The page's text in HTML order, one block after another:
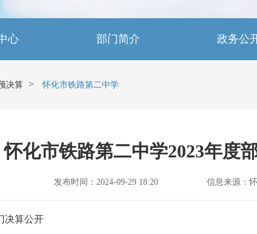
心 部门简介 政务公
决算 > 怀化市铁路第二中学
怀化市铁路第二中学2023年度
发布时间：2024-09-29 18:20 信息来源：
决算公开